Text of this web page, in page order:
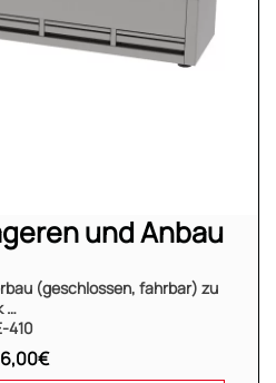
und Anbau
(geschlossen, fahrbar) zu
…
410